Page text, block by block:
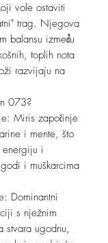
vole ostaviti
trag. Njegova
balansu između
toplih nota
razvijaju na
073?
Miris započinje
i mente, što
energiju i
i muškarcima
Dominantni
s nježnim
stvara ugodnu,